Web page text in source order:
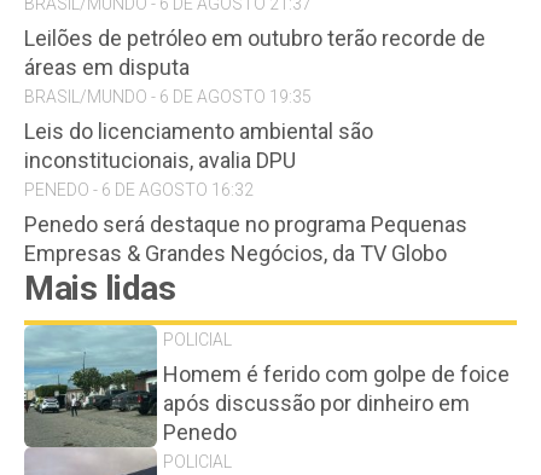
Leilões de petróleo em outubro terão recorde de
áreas em disputa
BRASIL/MUNDO - 6 DE AGOSTO 19:35
Leis do licenciamento ambiental são
inconstitucionais, avalia DPU
PENEDO - 6 DE AGOSTO 16:32
Penedo será destaque no programa Pequenas
Empresas & Grandes Negócios, da TV Globo
Mais lidas
POLICIAL
Homem é ferido com golpe de foice
após discussão por dinheiro em
Penedo
POLICIAL